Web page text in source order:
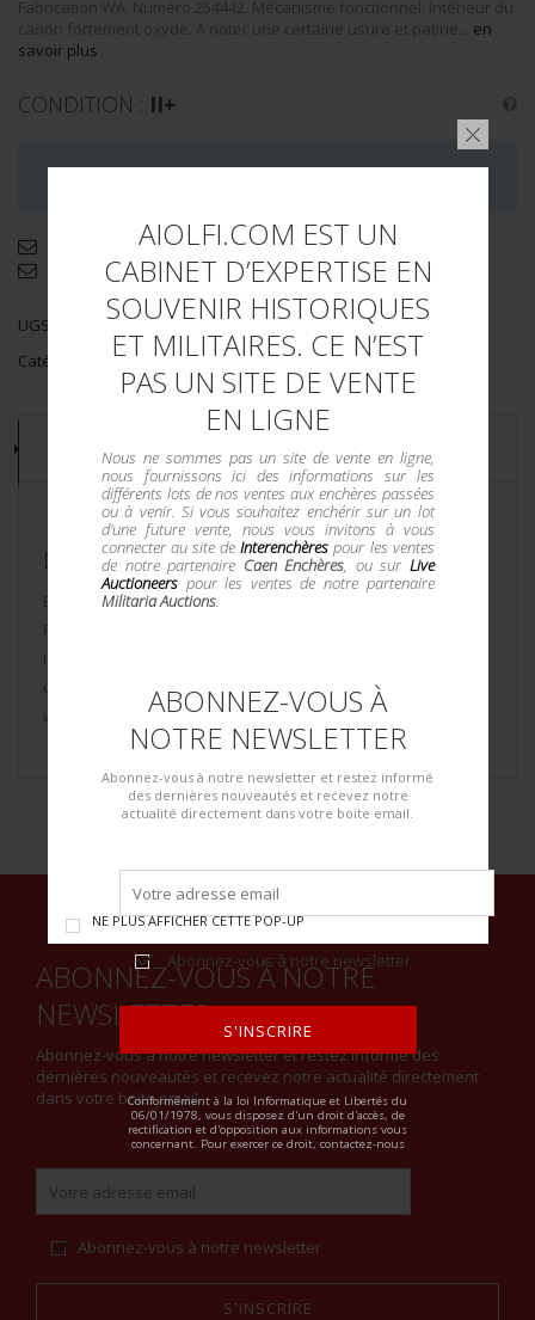
AIOLFI.COM EST UN
CABINET D’EXPERTISE EN
SOUVENIR HISTORIQUES
ET MILITAIRES. CE N’EST
PAS UN SITE DE VENTE
EN LIGNE
Nous ne sommes pas un site de vente en ligne,
nous fournissons ici des informations sur les
différents lots de nos ventes aux enchères passées
ou à venir. Si vous souhaitez enchérir sur un lot
d'une future vente, nous vous invitons à vous
connecter au site deInterenchères pour les ventes
de notre partenaire Caen Enchères, ou sur Live
Auctioneerspour les ventes de notre partenaire
Militaria Auctions.
ABONNEZ-VOUS À
NOTRE NEWSLETTER
Abonnez-vous à notre newsletter et restez informé
des dernières nouveautés et recevez notre
actualité directement dans votre boite email.
Abonnez-vous à notre newsletter
S'INSCRIRE
ALTERNATIVE:
Conformément à la loi Informatique et Libertés du
06/01/1978, vous disposez d'un droit d'accès, de
rectification et d'opposition aux informations vous
concernant. Pour exercer ce droit, contactez-nous
NE PLUS AFFICHER CETTE POP-UP
Fabrication WA. Numéro 254442. Mécanisme fonctionnel. Intérieur du
canon fortement oxydé. A noter une certaine usure et patine... en
savoir plus
CONDITION : II+
Demande d'informations complémentaires
Envoyer par email
UGS :
8831/1
Catégorie :
LANCES FUSÉES
DESCRIPTION
DESCRIPTION DU LOT
En métal, anneau grenadière présent. Plaquettes en bakélite.
Fabrication WA. Numéro 254442. Mécanisme fonctionnel.
Intérieur du canon fortement oxydé. A noter une certaine
usure et patine de la pièce. Photos supplémentaires sur
www.aiolfi.com. Additional photos on www.aiolfi.com.
ABONNEZ-VOUS À NOTRE
NEWSLETTER
Abonnez-vous à notre newsletter et restez informé des
dernières nouveautés et recevez notre actualité directement
dans votre boite email.
Abonnez-vous à notre newsletter
S'INSCRIRE